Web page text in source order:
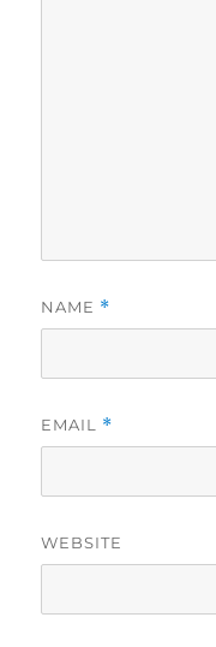
NAME *
EMAIL *
WEBSITE